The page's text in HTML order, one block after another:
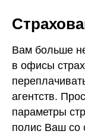
Вам больше
в офисы
агентств.
параметры
полис Ваш со